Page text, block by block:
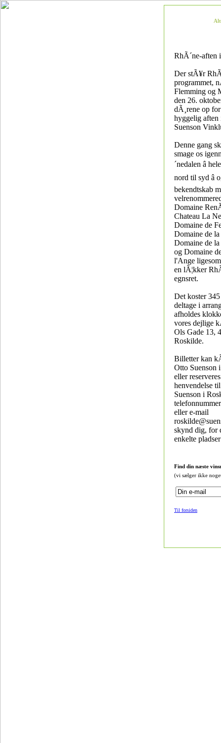
RhÃ´ne-aften
Der stÃ¥r
programmet,
Flemming og
den 26.
dÃ¸rene op
hyggelig aften
Suenson
Denne gang
smage os
´nedalen â
nord til syd â
bekendtskab
Domaine
Chateau La
Domaine de
Domaine de
Domaine de
og Domaine
l'Ange
en lÃ¦kker
egnsret.
Det koster
deltage i
afholdes
vores dejlige
Ols Gade 13,
Roskilde.
Billetter kan
Otto Suenson
eller
henvendelse
Suenson i
eller e-mail
skynd dig, for
enkelte
Find din næste
(vi sælger ikke
Til forsiden